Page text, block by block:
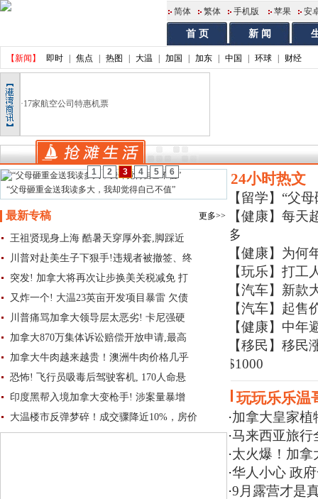
简体 繁体 手机版 苹果 安
首 页 新 闻
【新闻】 即时 焦点 热图 大温 加国 加东 中国 环球 财经
·17家航空公司特惠机票
1 2 3 4 5
6
“父母砸重金送我读多大，我却觉得自己不值”
最新专稿 更多>>
王祖贤现身上海 酷暑天穿厚外套,脚踩近
川普对赴美生子下狠手!违规者被撤签、终
突发! 加拿大将再次让步换美关税减免 打
又炸一个! 大温23英亩开发项目暴雷 欠债
川普痛骂加拿大领导层太恶劣! 卡尼强硬
加拿大870万集体诉讼赔偿开放申请,最高
加拿大牛肉越来越贵！澳洲牛肉价格几乎
恐怖! 飞行员吸毒后驾驶客机, 170人命悬
印度黑帮入境加拿大变枪手! 涉案量暴增
大温楼市反弹梦碎！成交骤降近10%，房价
24小时热文
【留学】 “父
【健康】 每天
多
【健康】 为何
【玩乐】 打工
【汽车】 新款
【汽车】 起售
【健康】 中年
【移民】 移民
$1000
玩玩乐乐温
·加拿大皇家植
·马来西亚旅行
·太火爆！加拿
·华人小心 政
·9月露营才是